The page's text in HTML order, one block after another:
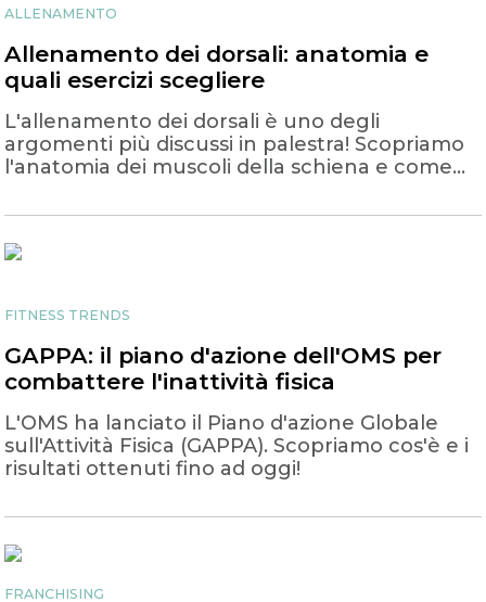
ALLENAMENTO
Allenamento dei dorsali: anatomia e
quali esercizi scegliere
L'allenamento dei dorsali è uno degli
argomenti più discussi in palestra! Scopriamo
l'anatomia dei muscoli della schiena e come
FITNESS TRENDS
GAPPA: il piano d'azione dell'OMS per
combattere l'inattività fisica
L'OMS ha lanciato il Piano d'azione Globale
sull'Attività Fisica (GAPPA). Scopriamo cos'è e i
risultati ottenuti fino ad oggi!
FRANCHISING